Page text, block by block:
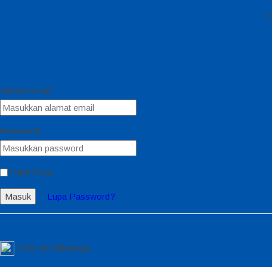
Alamat Email
Password
Ingat Saya
Masuk Lupa Password?
Chat via Whatsapp